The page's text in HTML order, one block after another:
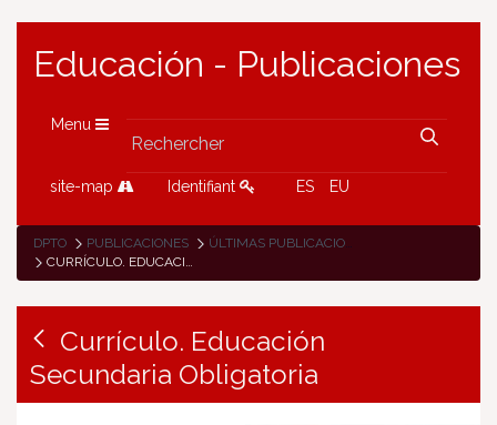
Educación - Publicaciones
Menu
site-map Identifiant ES EU
DPTO PUBLICACIONES
ÚLTIMAS PUBLICACIONES
CURRÍCULO. EDUCACIÓN SECUNDARIA OBLIGATORIA
Currículo. Educación
Secundaria Obligatoria